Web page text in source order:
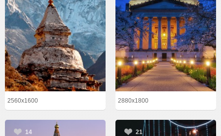
2560x1600 2880x1800
14 21